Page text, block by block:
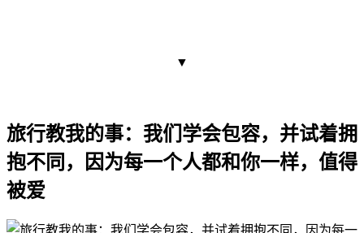
▼
旅行教我的事：我们学会包容，并试着拥
抱不同，因为每一个人都和你一样，值得
被爱